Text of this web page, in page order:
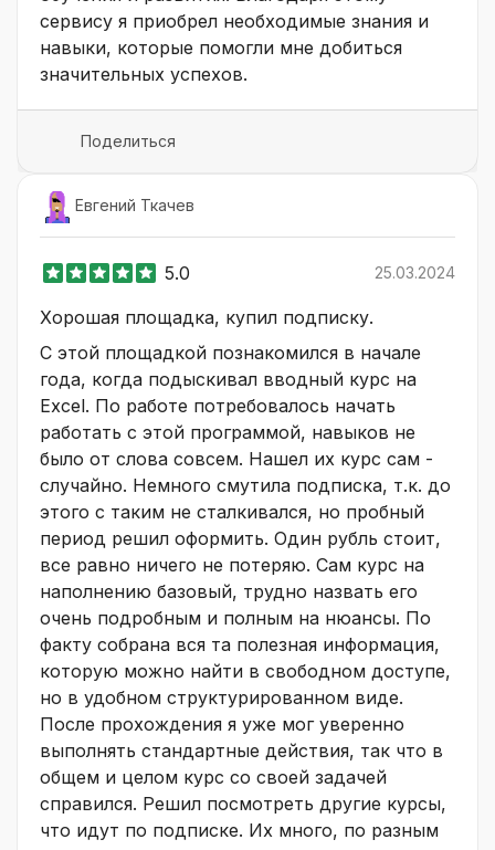
сервису я приобрел необходимые знания и
навыки, которые помогли мне добиться
значительных успехов.
Поделиться
Евгений Ткачев
5.0 25.03.2024
Хорошая площадка, купил подписку.
С этой площадкой познакомился в начале
года, когда подыскивал вводный курс на
Excel. По работе потребовалось начать
работать с этой программой, навыков не
было от слова совсем. Нашел их курс сам -
случайно. Немного смутила подписка, т.к. до
этого с таким не сталкивался, но пробный
период решил оформить. Один рубль стоит,
все равно ничего не потеряю. Сам курс на
наполнению базовый, трудно назвать его
очень подробным и полным на нюансы. По
факту собрана вся та полезная информация,
которую можно найти в свободном доступе,
но в удобном структурированном виде.
После прохождения я уже мог уверенно
выполнять стандартные действия, так что в
общем и целом курс со своей задачей
справился. Решил посмотреть другие курсы,
что идут по подписке. Их много, по разным